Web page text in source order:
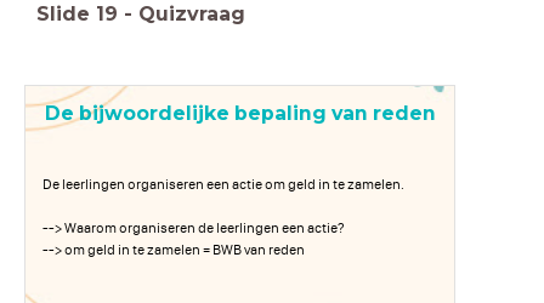
Slide 19 - Quizvraag
De bijwoordelijke bepaling van reden
De leerlingen organiseren een actie om geld in te zamelen.
--> Waarom organiseren de leerlingen een actie?
--> om geld in te zamelen = BWB van reden